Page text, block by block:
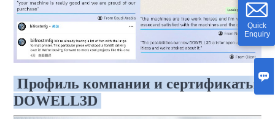

Quick
Enquiry
Профиль компании и сертификаты
DOWELL3D